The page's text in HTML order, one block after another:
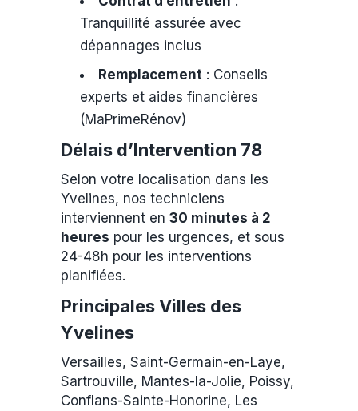
Tranquillité assurée avec
dépannages inclus
Remplacement : Conseils
experts et aides financières
(MaPrimeRénov)
Délais d’Intervention 78
Selon votre localisation dans les
Yvelines, nos techniciens
interviennent en 30 minutes à 2
heures pour les urgences, et sous
24-48h pour les interventions
planifiées.
Principales Villes des
Yvelines
Versailles, Saint-Germain-en-Laye,
Sartrouville, Mantes-la-Jolie, Poissy,
Conflans-Sainte-Honorine, Les